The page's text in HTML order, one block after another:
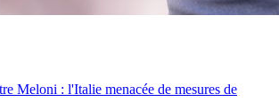
Meloni : l'Italie menacée de mesures de